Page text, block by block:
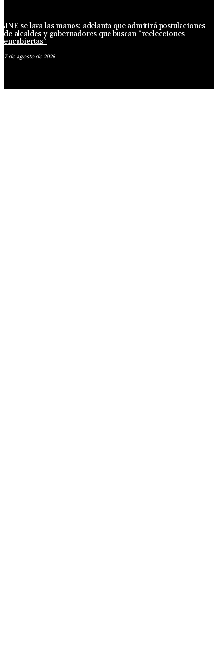
JNE se lava las manos: adelanta que admitirá postulaciones
de alcaldes y gobernadores que buscan “reelecciones
encubiertas”
7 de agosto de 2026